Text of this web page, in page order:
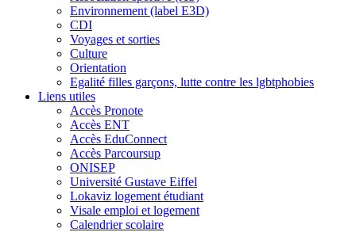
Environnement (label E3D)
CDI
Voyages et sorties
Culture
Orientation
Egalité filles garçons, lutte contre les lgbtphobies
Liens utiles
Accès Pronote
Accès ENT
Accès EduConnect
Accès Parcoursup
ONISEP
Université Gustave Eiffel
Lokaviz logement étudiant
Visale emploi et logement
Calendrier scolaire